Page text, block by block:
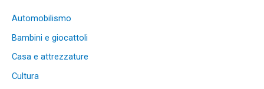
Automobilismo
Bambini e giocattoli
Casa e attrezzature
Cultura